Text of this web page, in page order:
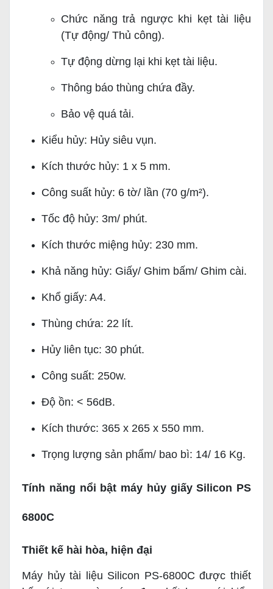
Chức năng trả ngược khi kẹt tài liệu
(Tự động/ Thủ công).
Tự động dừng lại khi kẹt tài liệu.
Thông báo thùng chứa đầy.
Bảo vệ quá tải.
Kiểu hủy: Hủy siêu vụn.
Kích thước hủy: 1 x 5 mm.
Công suất hủy: 6 tờ/ lần (70 g/m²).
Tốc độ hủy: 3m/ phút.
Kích thước miệng hủy: 230 mm.
Khả năng hủy: Giấy/ Ghim bấm/ Ghim cài.
Khổ giấy: A4.
Thùng chứa: 22 lít.
Hủy liên tục: 30 phút.
Công suất: 250w.
Độ ồn: < 56dB.
Kích thước: 365 x 265 x 550 mm.
Trọng lượng sản phẩm/ bao bì: 14/ 16 Kg.
Tính năng nổi bật máy hủy giấy Silicon PS
6800C
Thiết kế hài hòa, hiện đại
Máy hủy tài liệu Silicon PS-6800C được thiết